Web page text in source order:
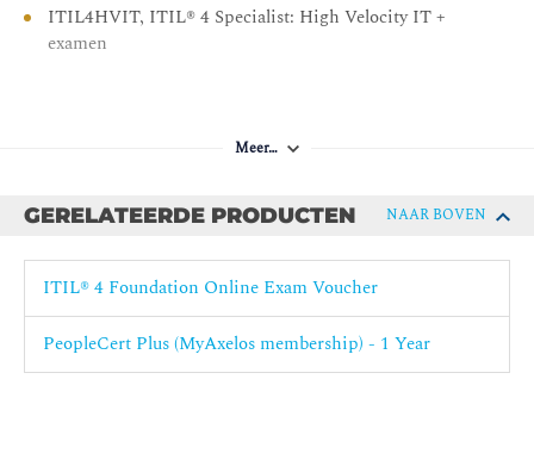
ITIL4HVIT, ITIL® 4 Specialist: High Velocity IT +
examen
Meer…
GERELATEERDE PRODUCTEN NAAR BOVEN
ITIL® 4 Foundation Online Exam Voucher
PeopleCert Plus (MyAxelos membership) - 1 Year